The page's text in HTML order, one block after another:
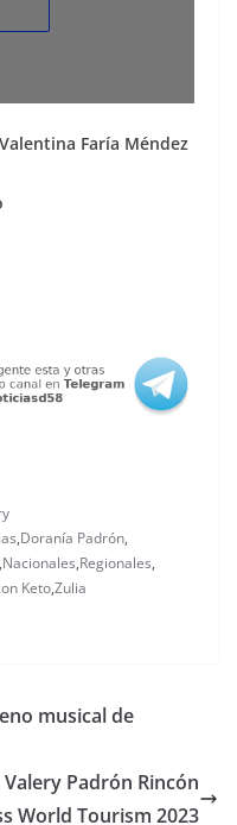
Faría Méndez
,Doranía Padrón,
,Nacionales,Regionales,
Keto,Zulia
musical de
Padrón Rincón
World Tourism 2023